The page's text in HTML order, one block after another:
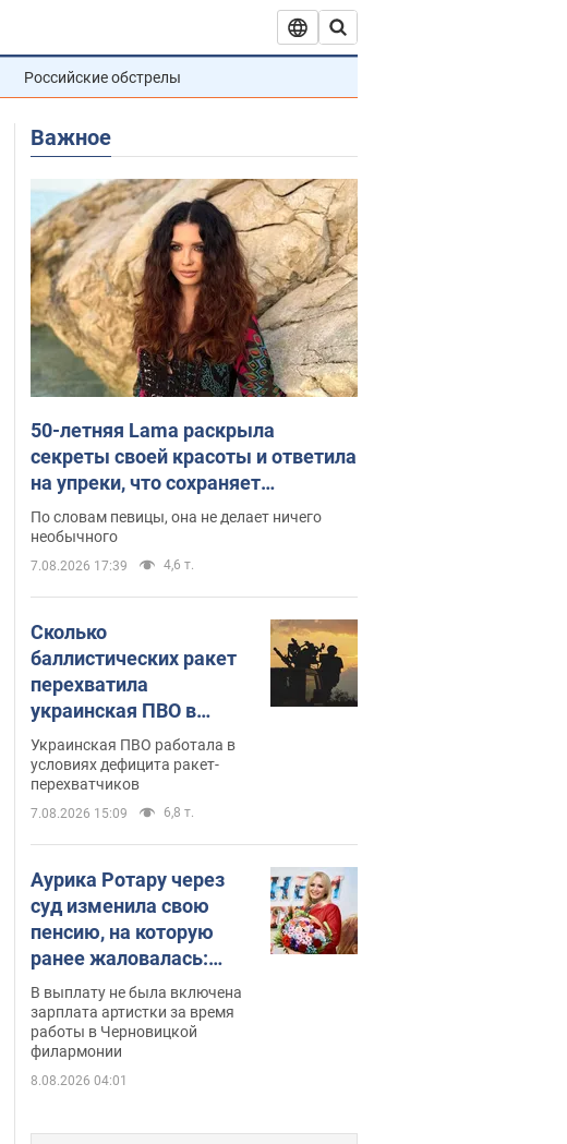
Российские обстрелы
Важное
50-летняя Lama раскрыла
секреты своей красоты и ответила
на упреки, что сохраняет
молодость, ведь у нее нет детей
По словам певицы, она не делает ничего
необычного
7.08.2026 17:39 4,6 т.
Сколько
баллистических ракет
перехватила
украинская ПВО в
июле: в Минобороны
назвали цифру
Украинская ПВО работала в
условиях дефицита ракет-
перехватчиков
7.08.2026 15:09 6,8 т.
Аурика Ротару через
суд изменила свою
пенсию, на которую
ранее жаловалась:
сколько получала
певица
В выплату не была включена
зарплата артистки за время
работы в Черновицкой
филармонии
8.08.2026 04:01